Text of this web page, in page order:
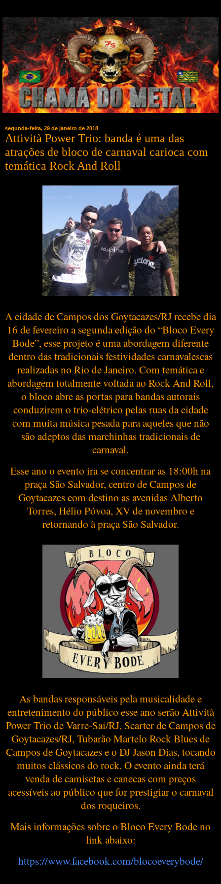
segunda-feira, 29 de janeiro de 2018
Attività Power Trio: banda é uma das
atrações de bloco de carnaval carioca com
temática Rock And Roll
A cidade de Campos dos Goytacazes/RJ recebe dia
16 de fevereiro a segunda edição do “Bloco Every
Bode”, esse projeto é uma abordagem diferente
dentro das tradicionais festividades carnavalescas
realizadas no Rio de Janeiro. Com temática e
abordagem totalmente voltada ao Rock And Roll,
o bloco abre as portas para bandas autorais
conduzirem o trio-elétrico pelas ruas da cidade
com muita música pesada para aqueles que não
são adeptos das marchinhas tradicionais de
carnaval.
Esse ano o evento ira se concentrar as 18:00h na
praça São Salvador, centro de Campos de
Goytacazes com destino as avenidas Alberto
Torres, Hélio Póvoa, XV de novembro e
retornando à praça São Salvador.
As bandas responsáveis pela musicalidade e
entretenimento do público esse ano serão Attività
Power Trio de Varre-Sai/RJ, Scarter de Campos de
Goytacazes/RJ, Tubarão Martelo Rock Blues de
Campos de Goytacazes e o DJ Jason Dias, tocando
muitos clássicos do rock. O evento ainda terá
venda de camisetas e canecas com preços
acessíveis ao público que for prestigiar o carnaval
dos roqueiros.
Mais informações sobre o Bloco Every Bode no
link abaixo:
https://www.facebook.com/blocoeverybode/